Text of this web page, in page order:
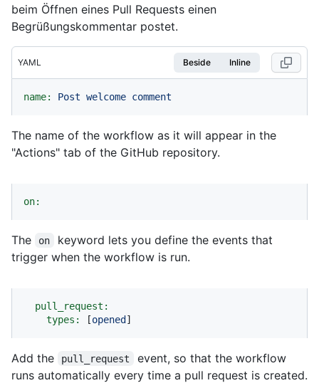
beim Öffnen eines Pull Requests einen
Begrüßungskommentar postet.
YAML Beside Inline
name: Post welcome comment
The name of the workflow as it will appear in the
"Actions" tab of the GitHub repository.
on:
The on
keyword lets you define the events that
trigger when the workflow is run.
pull_request:
types:
[opened ]
Add the pull_request
event, so that the workflow
runs automatically every time a pull request is created.